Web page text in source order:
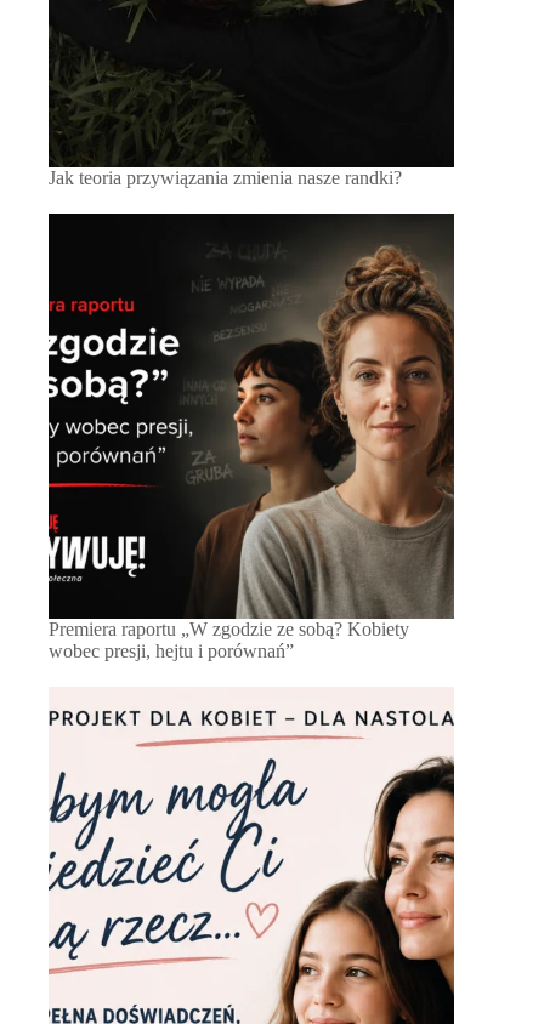
Jak teoria przywiązania zmienia nasze randki?
Premiera raportu „W zgodzie ze sobą? Kobiety
wobec presji, hejtu i porównań”